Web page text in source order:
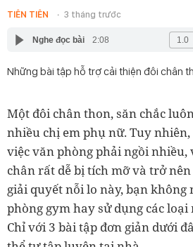
TIÊN TIÊN 3 tháng trước
Nghe đọc bài 2:08
Những bài tập hỗ trợ cải thiện đôi chân
Một đôi chân thon, săn chắc
nhiều chị em phụ nữ. Tuy
việc văn phòng phải ngồi nhiều,
chân rất dễ bị tích mỡ và trở
giải quyết nỗi lo này, bạn
phòng gym hay sử dụng các loại
Chỉ với 3 bài tập đơn giản dưới